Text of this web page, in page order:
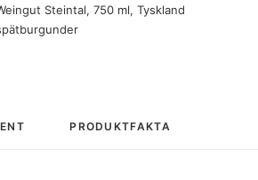
Steintal, 750 ml, Tyskland
PRODUKTFAKTA